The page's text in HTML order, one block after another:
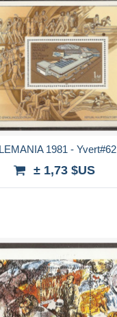
1981 - Yvert#62
± 1,73 $US